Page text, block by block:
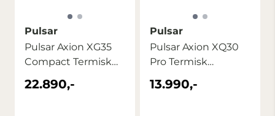
Pulsar
Pulsar Axion XG35
Compact Termisk
Monokular
22.890,-
Pulsar
Pulsar Axion XQ30
Pro Termisk
Monokular
13.990,-